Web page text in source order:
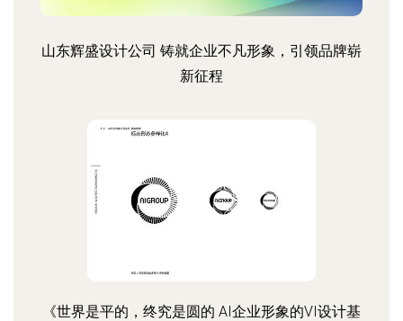
山东辉盛设计公司 铸就企业不凡形象，引领品牌崭
新征程
《世界是平的，终究是圆的 AI企业形象的VI设计基